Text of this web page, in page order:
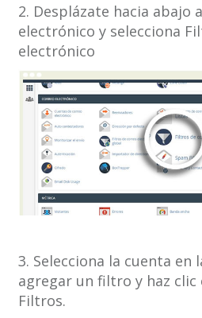
2. Desplázate hacia abajo
electrónico y selecciona
electrónico
3. Selecciona la cuenta en
agregar un filtro y haz
Filtros.